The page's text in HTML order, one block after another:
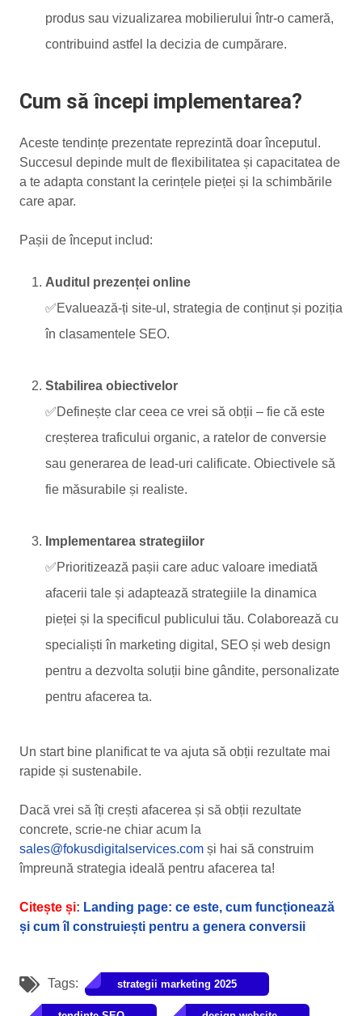
produs sau vizualizarea mobilierului într-o cameră,
contribuind astfel la decizia de cumpărare.
Cum să începi implementarea?
Aceste tendințe prezentate reprezintă doar începutul.
Succesul depinde mult de flexibilitatea și capacitatea de
a te adapta constant la cerințele pieței și la schimbările
care apar.
Pașii de început includ:
Auditul prezenței online
✅Evaluează-ți site-ul, strategia de conținut și poziția
în clasamentele SEO.
Stabilirea obiectivelor
✅Definește clar ceea ce vrei să obții – fie că este
creșterea traficului organic, a ratelor de conversie
sau generarea de lead-uri calificate. Obiectivele să
fie măsurabile și realiste.
Implementarea strategiilor
✅Prioritizează pașii care aduc valoare imediată
afacerii tale și adaptează strategiile la dinamica
pieței și la specificul publicului tău. Colaborează cu
specialiști în marketing digital, SEO și web design
pentru a dezvolta soluții bine gândite, personalizate
pentru afacerea ta.
Un start bine planificat te va ajuta să obții rezultate mai
rapide și sustenabile.
Dacă vrei să îți crești afacerea și să obții rezultate
concrete, scrie-ne chiar acum la
sales@fokusdigitalservices.com și hai să construim
împreună strategia ideală pentru afacerea ta!
Citește și: Landing page: ce este, cum funcționează
și cum îl construiești pentru a genera conversii
Tags: strategii marketing 2025